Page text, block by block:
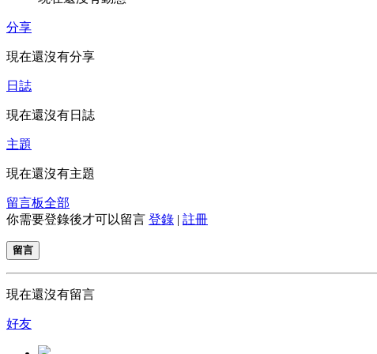
分享
現在還沒有分享
日誌
現在還沒有日誌
主題
現在還沒有主題
留言板全部
你需要登錄後才可以留言 登錄 | 註冊
留言
現在還沒有留言
好友